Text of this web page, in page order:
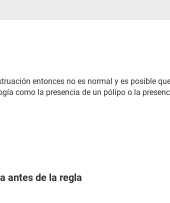
entonces no es normal y es posible
como la presencia de un pólipo o la
antes de la regla